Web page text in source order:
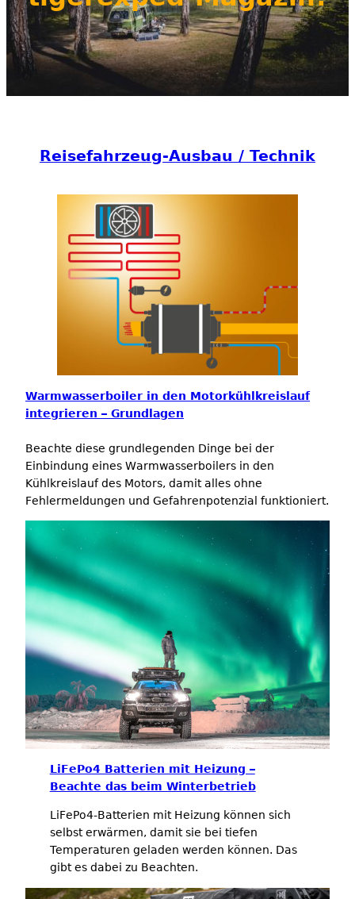
Reisefahrzeug-Ausbau / Technik
Warmwasserboiler in den Motorkühlkreislauf
integrieren – Grundlagen
Beachte diese grundlegenden Dinge bei der
Einbindung eines Warmwasserboilers in den
Kühlkreislauf des Motors, damit alles ohne
Fehlermeldungen und Gefahrenpotenzial funktioniert.
LiFePo4 Batterien mit Heizung –
Beachte das beim Winterbetrieb
LiFePo4-Batterien mit Heizung können sich
selbst erwärmen, damit sie bei tiefen
Temperaturen geladen werden können. Das
gibt es dabei zu Beachten.